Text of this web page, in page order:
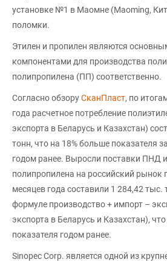
установке №1 в Маомне (Maoming,
поломки.
Этилен и пропилен являются
компонентами для производства
полипропилена (ПП) соответственно.
Согласно обзоруСканПласт, по
года расчетное потребление
экспорта в Беларусь и Казахстан)
тонн, что на 18% больше показателя
годом ранее. Выросли поставки ПНД
полипропилена на российский рынок
месяцев года составили 1 284,42 тыс.
формуле производство + импорт –
экспорта в Беларусь и Казахстан),
показателя годом ранее.
Sinopec Corp. является одной из